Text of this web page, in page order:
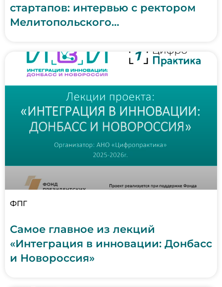
стартапов: интервью с ректором
Мелитопольского
Николаем Тойвоненом (4 февраля
2026 г.)
ФПГ
Самое главное из лекций
«Интеграция в инновации: Донбасс
и Новороссия»